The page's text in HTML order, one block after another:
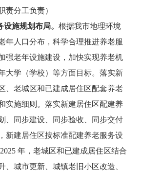
责分工负责）
设施规划布局。 根据我市地理环境
年人口分布，科学合理推进养老服
强老年设施建设，加快实现养老机
大学（学校）等方面目标。落实新
、老城区和已建成居住区配套养老
实施细则。落实新建居住区配建养
、同步建设、同步验收、同步交付
新建居住区按标准配建养老服务设
2025 年，老城区和已建成居住区结合
、城市更新、城镇老旧小区改造、